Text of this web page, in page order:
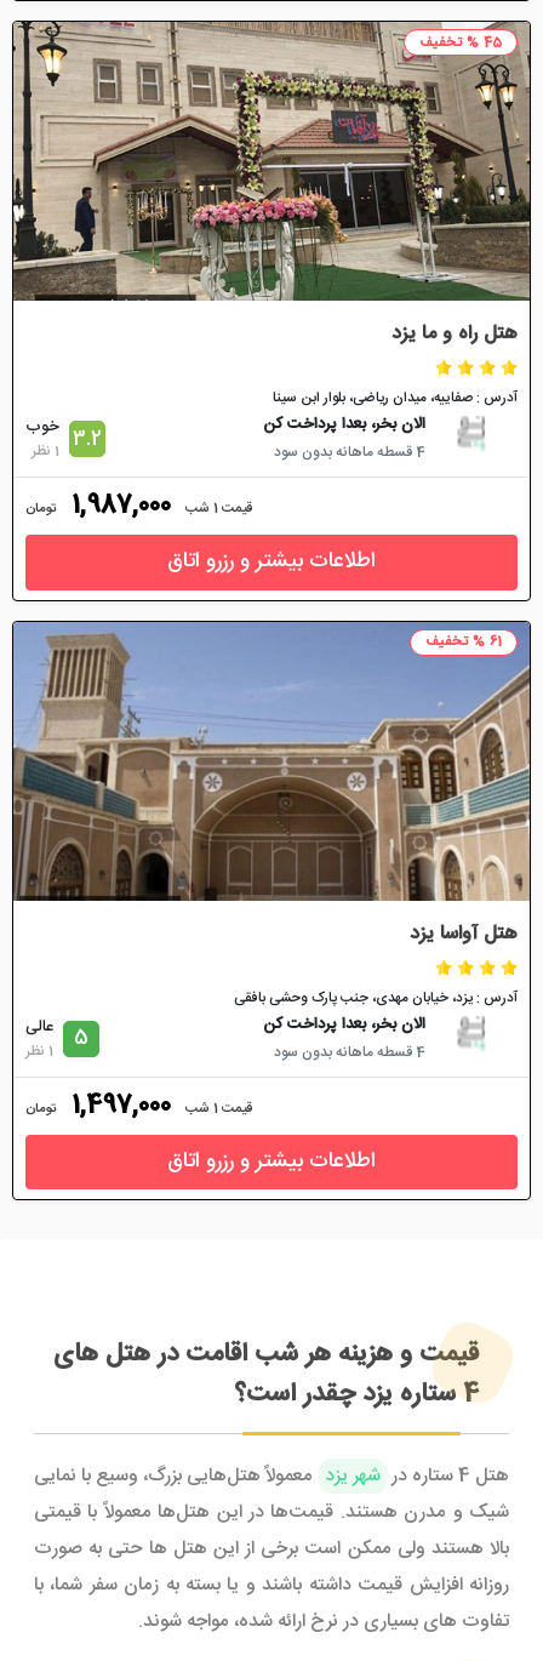
45 % تخفیف
هتل راه و ما یزد
آدرس : صفاییه، میدان ریاضی، بلوار ابن سینا
الان بخر، بعدا پرداخت کن
4 قسطه ماهانه بدون سود 3.2 خوب
1 نظر
قیمت 1 شب 1,987,000 تومان
اطلاعات بیشتر و رزرو اتاق
61 % تخفیف
هتل آواسا یزد
آدرس : یزد، خیابان مهدی، جنب پارک وحشی بافقی
الان بخر، بعدا پرداخت کن
4 قسطه ماهانه بدون سود 5 عالی
1 نظر
قیمت 1 شب 1,497,000 تومان
اطلاعات بیشتر و رزرو اتاق
قیمت و هزینه هر شب اقامت در هتل های
4 ستاره یزد چقدر است؟
هتل 4 ستاره در شهر یزد معمولاً هتل‌هایی بزرگ، وسیع با نمایی
شیک و مدرن هستند. قیمت‌ها در این هتل‌ها معمولاً با قیمتی
بالا هستند ولی ممکن است برخی از این هتل ها حتی به صورت
روزانه افزایش قیمت داشته باشند و یا بسته به زمان سفر شما، با
تفاوت های بسیاری در نرخ ارائه شده، مواجه شوند.